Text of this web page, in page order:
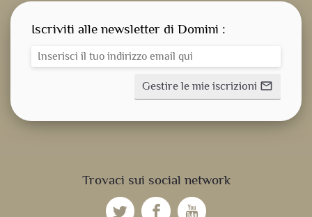
Trovaci sui social network
Iscriviti alle newsletter di Domini :
Gestire le mie iscrizioni mail_outline